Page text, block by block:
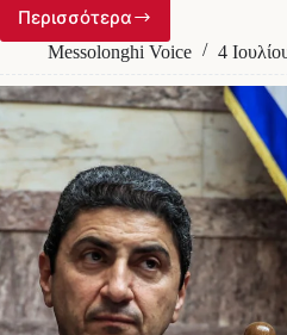
Περισσότερα
Λευτέρης
Αυγενάκης:
εκτός
εαυτού,
με
απείλησε,
φοβήθηκα»
–
Τα
πρώτα
λόγια
του
εργαζομένου
Messolonghi Voice 4